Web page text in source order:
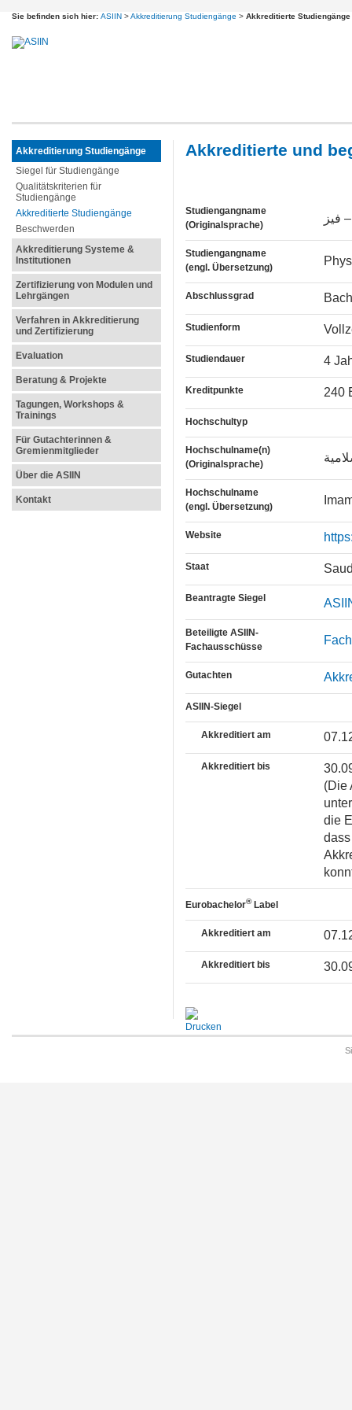
Sie befinden sich hier: ASIIN >Akkreditierung Studiengänge > Akkreditierte Studiengänge
Akkreditierung Studiengänge
Siegel für Studiengänge
Qualitätskriterien für
Studiengänge
Akkreditierte Studiengänge
Beschwerden
Akkreditierung Systeme &
Institutionen
Zertifizierung von Modulen und
Lehrgängen
Verfahren in Akkreditierung
und Zertifizierung
Evaluation
Beratung & Projekte
Tagungen, Workshops &
Trainings
Für Gutachterinnen &
Gremienmitglieder
Über die ASIIN
Kontakt
Akkreditierte und
Studiengangname
(Originalsprache)
فيز
Studiengangname
(engl. Übersetzung)
Abschlussgrad
Studienform
Studiendauer 4
Kreditpunkte 240
Hochschultyp
Hochschulname(n)
(Originalsprache)
Hochschulname
(engl. Übersetzung)
Website
Staat
Beantragte Siegel
Beteiligte ASIIN-
Fachausschüsse
Gutachten
ASIIN-Siegel
Akkreditiert am
Akkreditiert bis
(Die
die
Eurobachelor®Label
Akkreditiert am
Akkreditiert bis